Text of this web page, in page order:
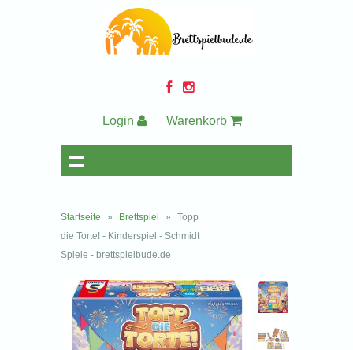
Login Warenkorb
Startseite » Brettspiel »
Topp
die Torte! - Kinderspiel - Schmidt
Spiele - brettspielbude.de